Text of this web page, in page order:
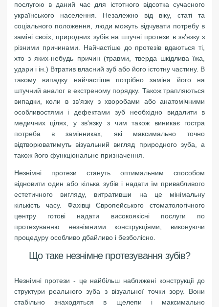
послугою в даний час для істотного відсотка сучасного
українського населення. Незалежно від віку, статі та
соціального положення, люди можуть відчувати потребу в
заміні своїх, природних зубів на штучні протези в зв'язку з
різними причинами. Найчастіше до протезів вдаються ті,
хто з яких-небудь причин (травми, тверда шкідлива їжа,
удари і ін.) Втратив власний зуб або його істотну частину. В
такому випадку найчастіше потрібно заміна його на
штучний аналог в екстреному порядку. Також трапляються
випадки, коли в зв'язку з хворобами або анатомічними
особливостями і дефектами зуб необхідно видалити в
медичних цілях, у зв'язку з чим також виникає гостра
потреба в замінниках, які максимально точно
відтворюватимуть візуальний вигляд природного зуба, а
також його функціональне призначення.
Незнімні протези стануть оптимальним способом
відновити один або кілька зубів і надати їм привабливого
естетичного вигляду, витративши на це мінімальну
кількість часу. Фахівці Європейського стоматологічного
центру готові надати високоякісні послуги по
протезуванню незнімними конструкціями, виконуючи
процедуру особливо дбайливо і безболісно.
Що таке незнімне протезування зубів?
Незнімні протези - це найбільш наближені конструкції до
структури реального зуба з візуальної точки зору. Вони
стабільно знаходяться в щелепи і максимально